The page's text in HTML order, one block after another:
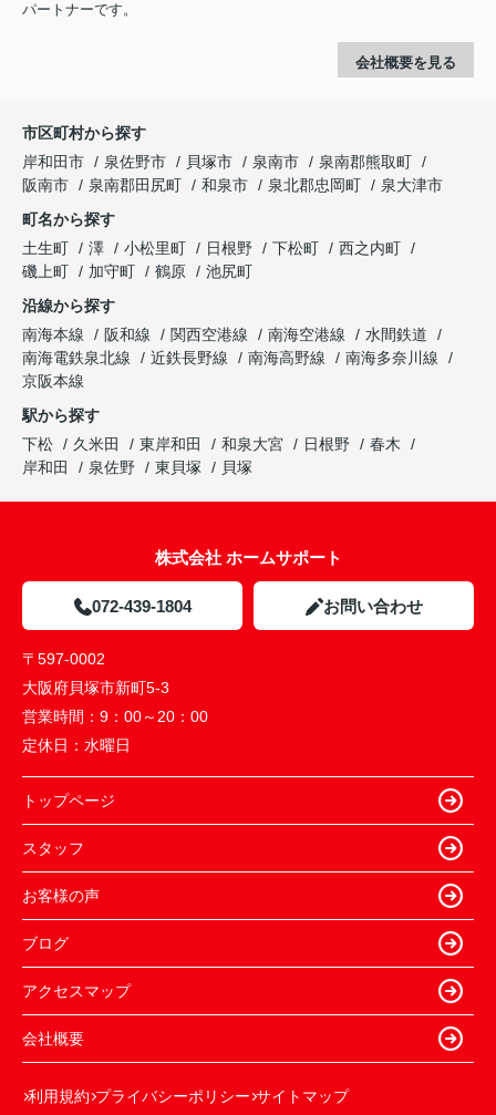
パートナーです。
会社概要を見る
市区町村から探す
岸和田市
泉佐野市 貝塚市 泉南市
泉南郡熊取町
阪南市
泉南郡田尻町 和泉市 泉北郡忠岡町
泉大津市
町名から探す
土生町
澤 小松里町 日根野 下松町
西之内町
磯上町
加守町 鶴原
池尻町
沿線から探す
南海本線
阪和線 関西空港線 南海空港線
水間鉄道
南海電鉄泉北線
近鉄長野線 南海高野線
南海多奈川線
京阪本線
駅から探す
下松
久米田 東岸和田 和泉大宮 日根野
春木
岸和田
泉佐野 東貝塚 貝塚
株式会社 ホームサポート
072-439-1804 お問い合わせ
〒597-0002
大阪府貝塚市新町5-3
営業時間： 9：00～20：00
定休日： 水曜日
トップページ
スタッフ
お客様の声
ブログ
アクセスマップ
会社概要
利用規約 プライバシーポリシー サイトマップ